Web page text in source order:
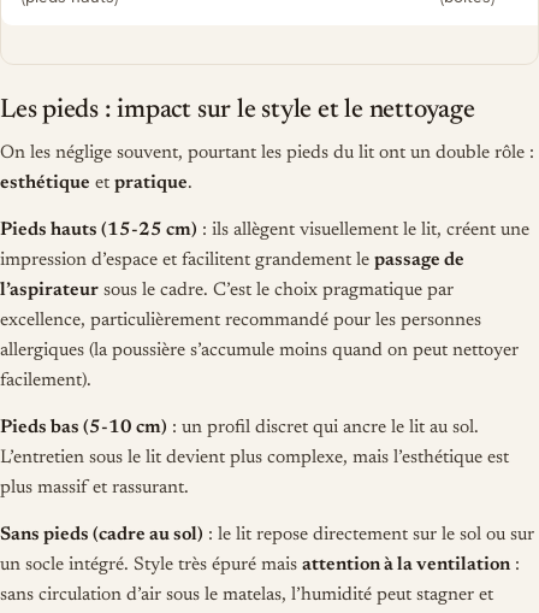
Les pieds : impact sur le style et le nettoyage
On les néglige souvent, pourtant les pieds du lit ont un double rôle :
esthétique et pratique.
Pieds hauts (15-25 cm) : ils allègent visuellement le lit, créent une
impression d’espace et facilitent grandement le passage de
l’aspirateur sous le cadre. C’est le choix pragmatique par
excellence, particulièrement recommandé pour les personnes
allergiques (la poussière s’accumule moins quand on peut nettoyer
facilement).
Pieds bas (5-10 cm) : un profil discret qui ancre le lit au sol.
L’entretien sous le lit devient plus complexe, mais l’esthétique est
plus massif et rassurant.
Sans pieds (cadre au sol) : le lit repose directement sur le sol ou sur
un socle intégré. Style très épuré mais attention à la ventilation :
sans circulation d’air sous le matelas, l’humidité peut stagner et